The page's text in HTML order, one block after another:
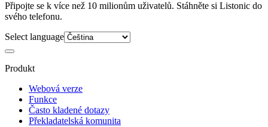
Připojte se k více než 10 milionům uživatelů. Stáhněte si Listonic do
svého telefonu.
Select language
Produkt
Webová verze
Funkce
Často kladené dotazy
Překladatelská komunita